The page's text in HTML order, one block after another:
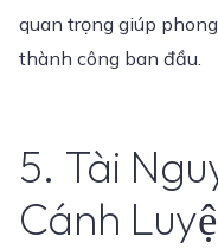
quan trọng giúp
thành công ban đầu.
5. Tài
Cánh